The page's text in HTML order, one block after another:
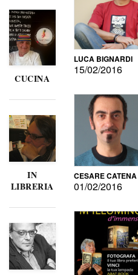
CUCINA
IN
LIBRERIA
LUCA BIGNARDI
15/02/2016
CESARE CATENA
01/02/2016